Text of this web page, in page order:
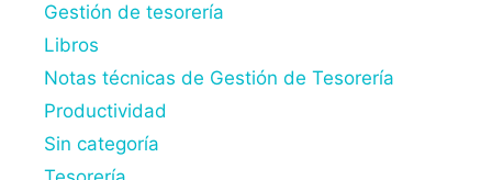
Gestión de tesorería
Libros
Notas técnicas de Gestión de Tesorería
Productividad
Sin categoría